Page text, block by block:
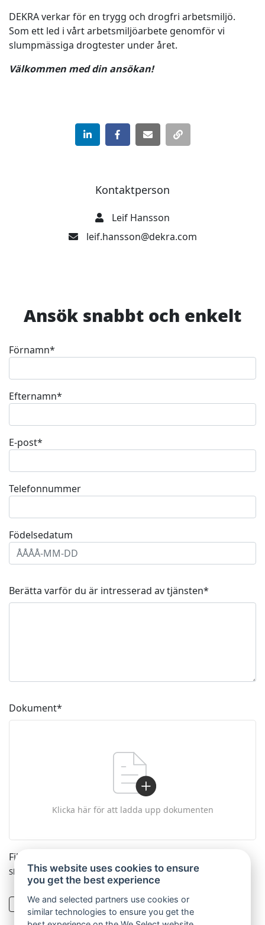
DEKRA verkar för en trygg och drogfri arbetsmiljö.
Som ett led i vårt arbetsmiljöarbete genomför vi
slumpmässiga drogtester under året.
Välkommen med din ansökan!
Kontaktperson
Leif Hansson
leif.hansson@dekra.com
Ansök snabbt och enkelt
Förnamn*
Efternamn*
E-post*
Telefonnummer
Födelsedatum
Berätta varför du är intresserad av tjänsten*
Dokument*
Klicka här för att ladda upp dokumenten
Filerna får inte överstiga
Skicka dokumenten i PDF- eller Word-format.
Vi vill att du ska känna dig trygg med hur vi
hanterar dina personuppgifter. Ta del av vår
This website uses cookies to ensure
you get the best experience
We and selected partners use cookies or
similar technologies to ensure you get the